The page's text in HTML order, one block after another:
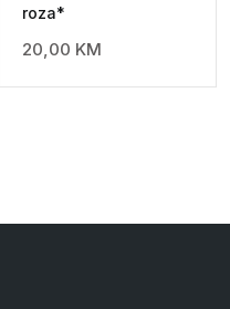
roza*
20,00 KM